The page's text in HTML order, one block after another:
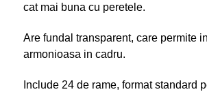
cat mai buna cu peretele.
Are fundal transparent, care permite
armonioasa in cadru.
Include 24 de rame, format standard